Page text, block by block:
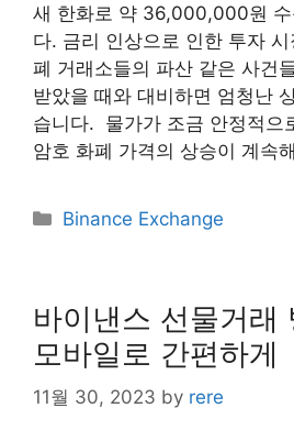
새 한화로 약 36,000,000원 수
다. 금리 인상으로 인한 투자
폐 거래소들의 파산 같은 사건
받았을 때와 대비하면 엄청난
습니다. ​ 물가가 조금 안정적으
암호 화폐 가격의 상승이 계속
Categories
Binance Exchange
바이낸스 선물거래
모바일로 간편하게
11월 30, 2023 by rere